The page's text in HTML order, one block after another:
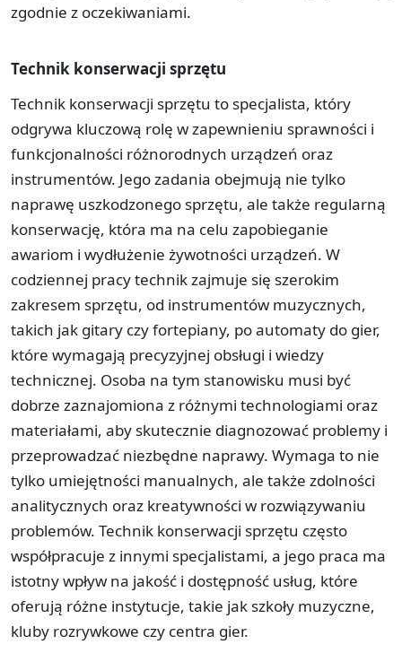
zgodnie z oczekiwaniami.
Technik konserwacji sprzętu
Technik konserwacji sprzętu to specjalista, który
odgrywa kluczową rolę w zapewnieniu sprawności i
funkcjonalności różnorodnych urządzeń oraz
instrumentów. Jego zadania obejmują nie tylko
naprawę uszkodzonego sprzętu, ale także regularną
konserwację, która ma na celu zapobieganie
awariom i wydłużenie żywotności urządzeń. W
codziennej pracy technik zajmuje się szerokim
zakresem sprzętu, od instrumentów muzycznych,
takich jak gitary czy fortepiany, po automaty do gier,
które wymagają precyzyjnej obsługi i wiedzy
technicznej. Osoba na tym stanowisku musi być
dobrze zaznajomiona z różnymi technologiami oraz
materiałami, aby skutecznie diagnozować problemy i
przeprowadzać niezbędne naprawy. Wymaga to nie
tylko umiejętności manualnych, ale także zdolności
analitycznych oraz kreatywności w rozwiązywaniu
problemów. Technik konserwacji sprzętu często
współpracuje z innymi specjalistami, a jego praca ma
istotny wpływ na jakość i dostępność usług, które
oferują różne instytucje, takie jak szkoły muzyczne,
kluby rozrywkowe czy centra gier.